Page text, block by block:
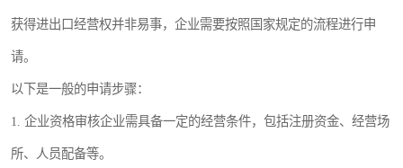
获得进出口经营权并非易事，企业需要按照国家规定的流程进行申
请。
以下是一般的申请步骤：
1. 企业资格审核企业需具备一定的经营条件，包括注册资金、经营场
所、人员配备等。